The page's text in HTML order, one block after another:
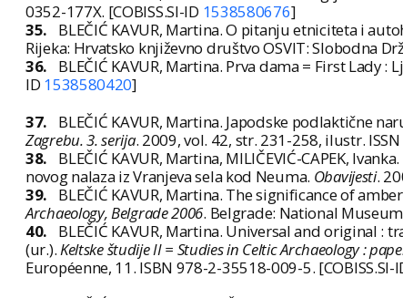
0352-177X. [COBISS.SI-ID 1538580676]
35.
BLEČIĆ KAVUR, Martina. O pitanju etniciteta i
Rijeka: Hrvatsko književno društvo OSVIT: Slobodna
36.
BLEČIĆ KAVUR, Martina. Prva dama = First Lady
ID 1538580420]
37. BLEČIĆ KAVUR, Martina. Japodske podlaktične
Zagrebu. 3. serija. 2009, vol. 42, str. 231-258, ilustr.
38.
BLEČIĆ KAVUR, Martina, MILIČEVIĆ-CAPEK,
novog nalaza iz Vranjeva sela kod Neuma. Obavijesti.
39.
BLEČIĆ KAVUR, Martina. The significance of
Archaeology, Belgrade 2006. Belgrade: National
40.
BLEČIĆ KAVUR, Martina. Universal and original :
(ur.).Keltske študije II = Studies in Celtic Archaeology :
Européenne, 11. ISBN 978-2-35518-009-5. [COBISS.SI-